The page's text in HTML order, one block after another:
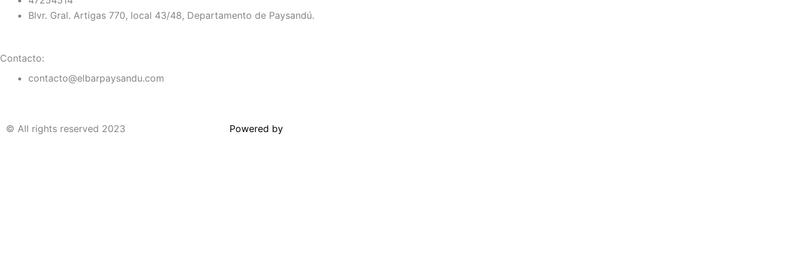
Blvr. Gral. Artigas 770, local 43/48, Departamento de Paysandú.
Contacto:
contacto@elbarpaysandu.com
© All rights reserved 2023 Powered by